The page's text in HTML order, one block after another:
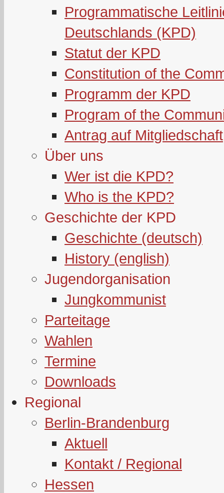
Programmatische
Deutschlands (KPD)
Statut der KPD
Constitution of the
Programm der KPD
Program of the
Antrag auf Mitgliedschaft
Über uns
Wer ist die KPD?
Who is the KPD?
Geschichte der KPD
Geschichte (deutsch)
History (english)
Jugendorganisation
Jungkommunist
Parteitage
Wahlen
Termine
Downloads
Regional
Berlin-Brandenburg
Aktuell
Kontakt / Regional
Hessen